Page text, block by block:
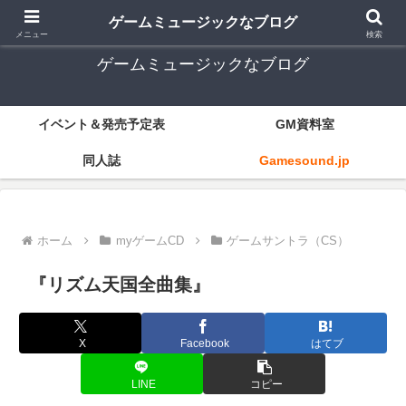
ゲーム音楽とレトロゲー中心
ゲームミュージックなブログ
イベント＆発売予定表 GM資料室
同人誌 Gamesound.jp
ホーム myゲームCD ゲームサントラ（CS）
『リズム天国全曲集』
X Facebook はてブ
LINE コピー
メニュー
ゲームミュージックなブログ
検索